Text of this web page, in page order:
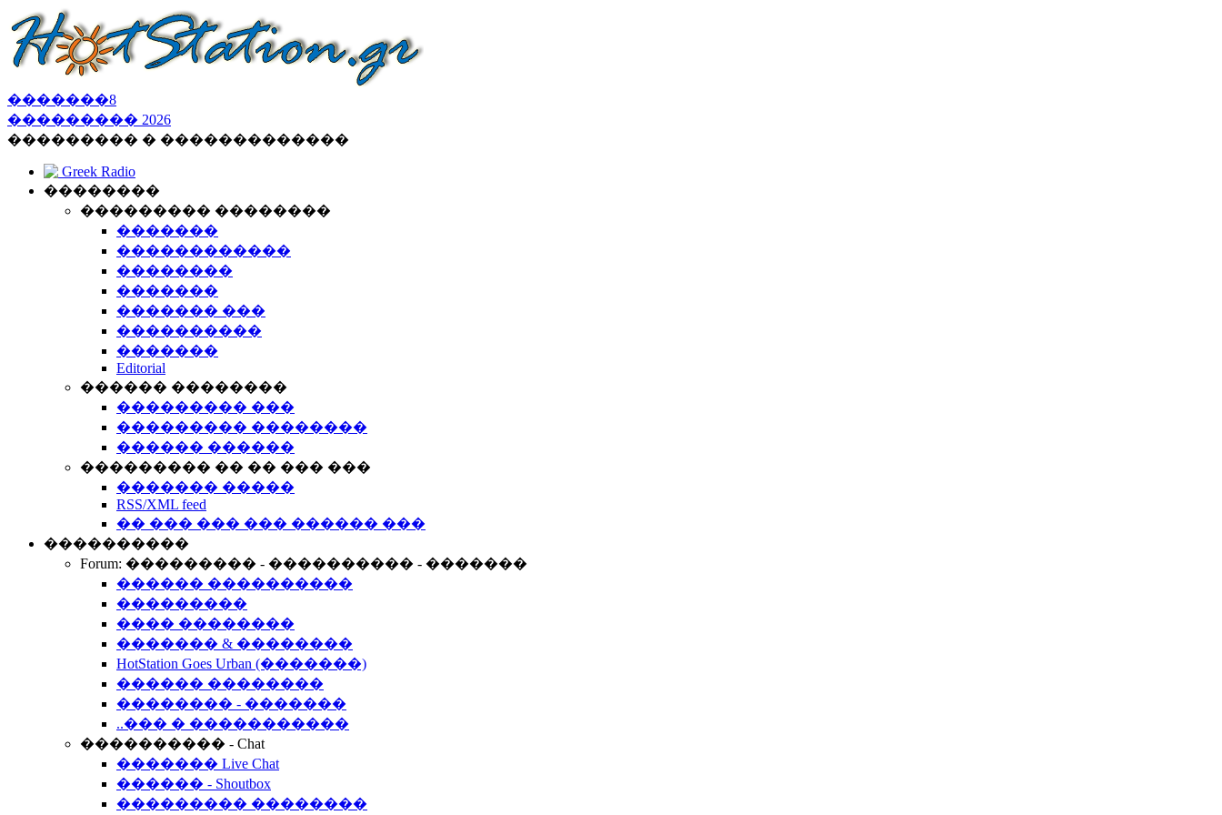
�������8
��������� 2026
��������� � �������������
Greek Radio
��������
��������� ��������
�������
������������
��������
�������
������� ���
����������
�������
Editorial
������ ��������
��������� ���
��������� ��������
������ ������
��������� �� �� ��� ���
������� �����
RSS/XML feed
�� ��� ��� ��� ������ ���
����������
Forum: ��������� - ���������� - �������
������ ����������
���������
���� ��������
������� & ��������
HotStation Goes Urban (�������)
������ ��������
�������� - �������
..��� � �����������
���������� - Chat
������� Live Chat
������ - Shoutbox
��������� ��������